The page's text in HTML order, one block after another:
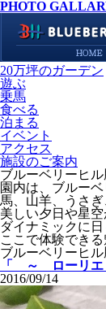
PHOTO
20万坪のガーデン
遊ぶ
乗馬
食べる
泊まる
イベント
アクセス
施設のご案内
ブルーベリーヒ
園内は、ブルー
馬、山羊、うさ
美しい夕日や星
ダイナミックに
ここで体験でき
ブルーベリーヒル
「 ～ ローリ
2016/09/14